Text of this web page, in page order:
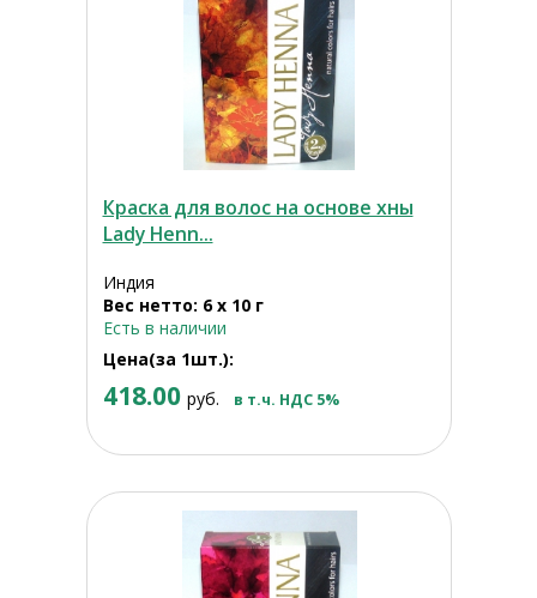
Краска для волос на основе хны
Lady Henn...
Индия
Вес нетто: 6 х 10 г
Есть в наличии
Цена(за 1шт.):
418.00 руб. в т.ч. НДС 5%